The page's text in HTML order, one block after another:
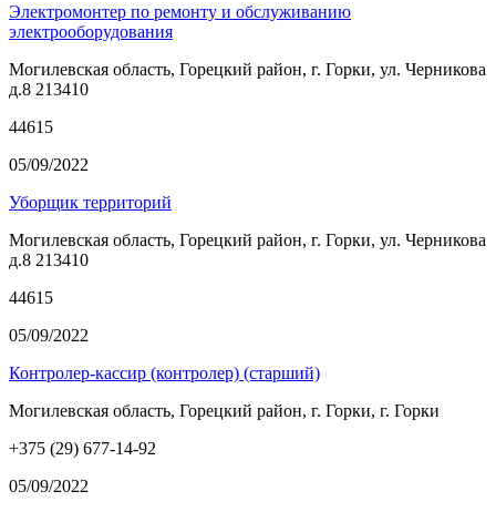
Электромонтер по ремонту и обслуживанию
электрооборудования
Могилевская область, Горецкий район, г. Горки, ул. Черникова
д.8 213410
44615
05/09/2022
Уборщик территорий
Могилевская область, Горецкий район, г. Горки, ул. Черникова
д.8 213410
44615
05/09/2022
Контролер-кассир (контролер) (старший)
Могилевская область, Горецкий район, г. Горки, г. Горки
+375 (29) 677-14-92
05/09/2022